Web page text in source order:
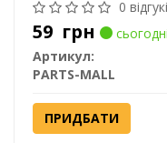
0
59 грн
сьогодні
Артикул:
PARTS-MALL
ПРИДБАТИ